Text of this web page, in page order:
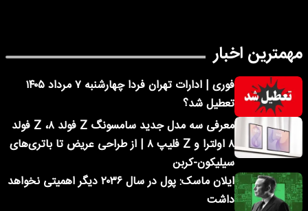
مهمترین اخبار
فوری | ادارات تهران فردا چهارشنبه ۷ مرداد ۱۴۰۵
تعطیل شد؟
معرفی سه مدل جدید سامسونگ Z فولد ۸، Z فولد
۸ اولترا و Z فلیپ ۸ | از طراحی عریض تا باتری‌های
سیلیکون-کربن
ایلان ماسک: پول در سال ۲۰۳۶ دیگر اهمیتی نخواهد
داشت